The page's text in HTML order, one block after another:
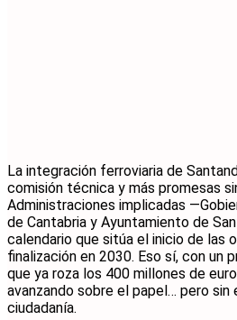
La integración ferroviaria de
comisión técnica y más promesas
Administraciones implicadas
de Cantabria y Ayuntamiento de
calendario que sitúa el inicio de las
finalización en 2030. Eso sí, con un
que ya roza los 400 millones de
avanzando sobre el papel… pero sin
ciudadanía.